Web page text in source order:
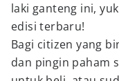
laki ganteng ini,
edisi terbaru!
Bagi citizen yang
dan pingin paham